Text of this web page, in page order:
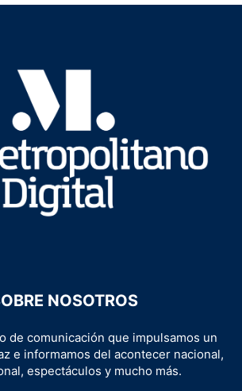
NOSOTROS
de comunicación que impulsamos un
e informamos del acontecer nacional,
espectáculos y mucho más.